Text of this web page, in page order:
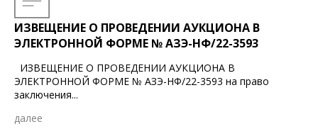
ИЗВЕЩЕНИЕ О ПРОВЕДЕНИИ АУКЦИОНА В
ЭЛЕКТРОННОЙ ФОРМЕ № АЗЭ-НФ/22-3593
ИЗВЕЩЕНИЕ О ПРОВЕДЕНИИ АУКЦИОНА В
ЭЛЕКТРОННОЙ ФОРМЕ № АЗЭ-НФ/22-3593 на право
заключения...
далее